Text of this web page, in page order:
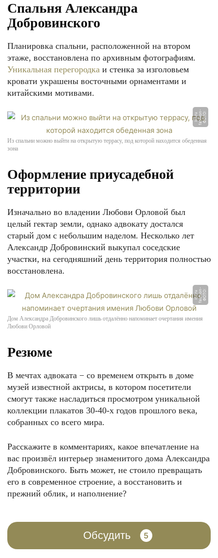
Спальня Александра
Добровинского
Планировка спальни, расположенной на втором
этаже, восстановлена по архивным фотографиям.
Уникальная перегородка и стенка за изголовьем
кровати украшены восточными орнаментами и
китайскими мотивами.
Ф
О
Т
О:
f
a
s
hi
o
n
-i
n
t.
r
u
Из спальни можно выйти на открытую террасу, под которой находится обеденная
зона
Оформление приусадебной
территории
Изначально во владении Любови Орловой был
целый гектар земли, однако адвокату достался
старый дом с небольшим наделом. Несколько лет
Александр Добровинский выкупал соседские
участки, на сегодняшний день территория полностью
восстановлена.
Ф
О
Т
О:
f
a
s
hi
o
n
-i
n
t.
r
u
Дом Александра Добровинского лишь отдалённо напоминает очертания имения
Любови Орловой
Резюме
В мечтах адвоката − со временем открыть в доме
музей известной актрисы, в котором посетители
смогут также насладиться просмотром уникальной
коллекции плакатов 30-40-х годов прошлого века,
собранных со всего мира.
Расскажите в комментариях, какое впечатление на
вас произвёл интерьер знаменитого дома Александра
Добровинского. Быть может, не стоило превращать
его в современное строение, а восстановить и
прежний облик, и наполнение?
Обсудить 5